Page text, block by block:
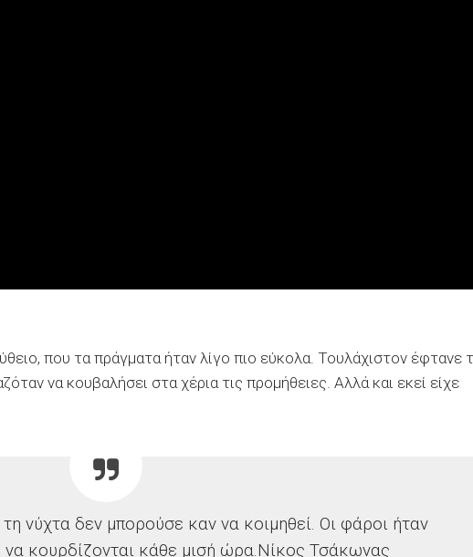
που τα πράγματα ήταν λίγο πιο εύκολα. Τουλάχιστον έφτανε
να κουβαλήσει στα χέρια τις προμήθειες. Αλλά και εκεί είχε
νύχτα δεν μπορούσε καν να κοιμηθεί. Οι φάροι ήταν
κουρδίζονται κάθε μισή ώρα.Νίκος Τσάκωνας